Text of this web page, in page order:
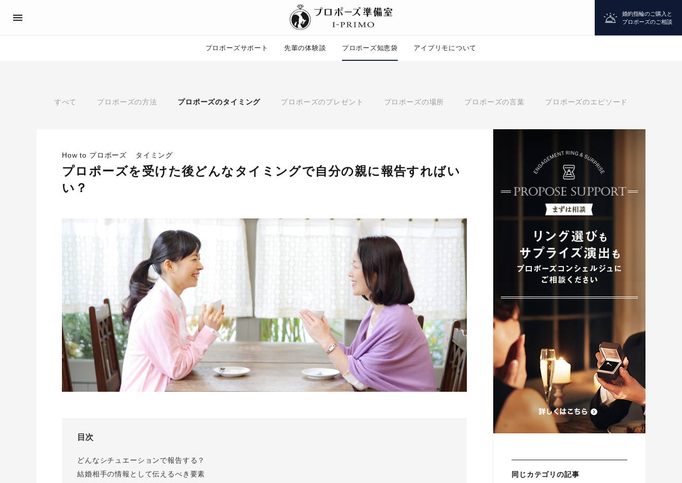
婚約指輪のご購入と
プロポーズのご相談
プロポーズサポート 先輩の体験談 プロポーズ知恵袋 アイプリモについて
すべて プロポーズの方法 プロポーズのタイミング プロポーズのプレゼント プロポーズの場所 プロポーズの言葉 プロポーズのエピソード
How to プロポーズ タイミング
プロポーズを受けた後どんなタイミングで自分の親に報告すればい
い？
目次
どんなシチュエーションで報告する？
結婚相手の情報として伝えるべき要素
同じカテゴリの記事
プロポーズ
おすすめの婚約指輪
パーフェクトプロポーズリング®
アイプリモ公式アンバサダー
ピックアップ
場所
言葉 エピソード
I-PRIMO公式サイト
I-PRIMO公式オンラインショップ
プロポーズ
婚約指輪
マッチング診断
プロポーズプラン検索